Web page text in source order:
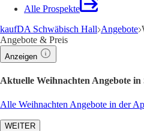
Alle Prospekte
kaufDA Schwäbisch Hall Angebote
Angebote & Preis
Anzeigen
Aktuelle Weihnachten Angebote in
Alle Weihnachten Angebote in der
WEITER